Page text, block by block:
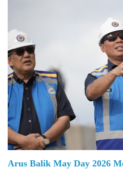
Arus Balik May Day 2026